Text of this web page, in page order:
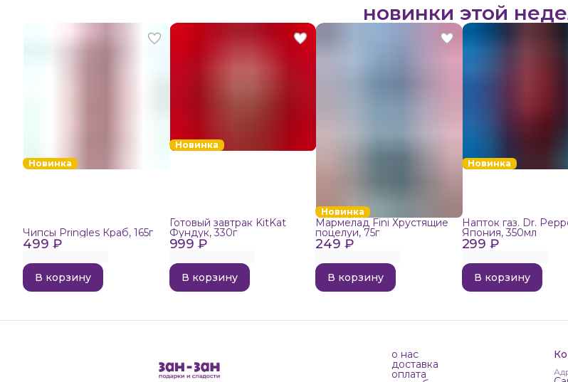
новинки этой
Новинка
499 ₽
Чипсы Pringles Краб, 165г
В корзину
Новинка
999 ₽
Готовый завтрак KitKat
Фундук, 330г
В корзину
Новинка
249 ₽
Мармелад Fini Хрустящие
поцелуи, 75г
В корзину
Новинка
299 ₽
Напток газ. Dr.
Япония, 350мл
В корзину
о нас
доставка
оплата